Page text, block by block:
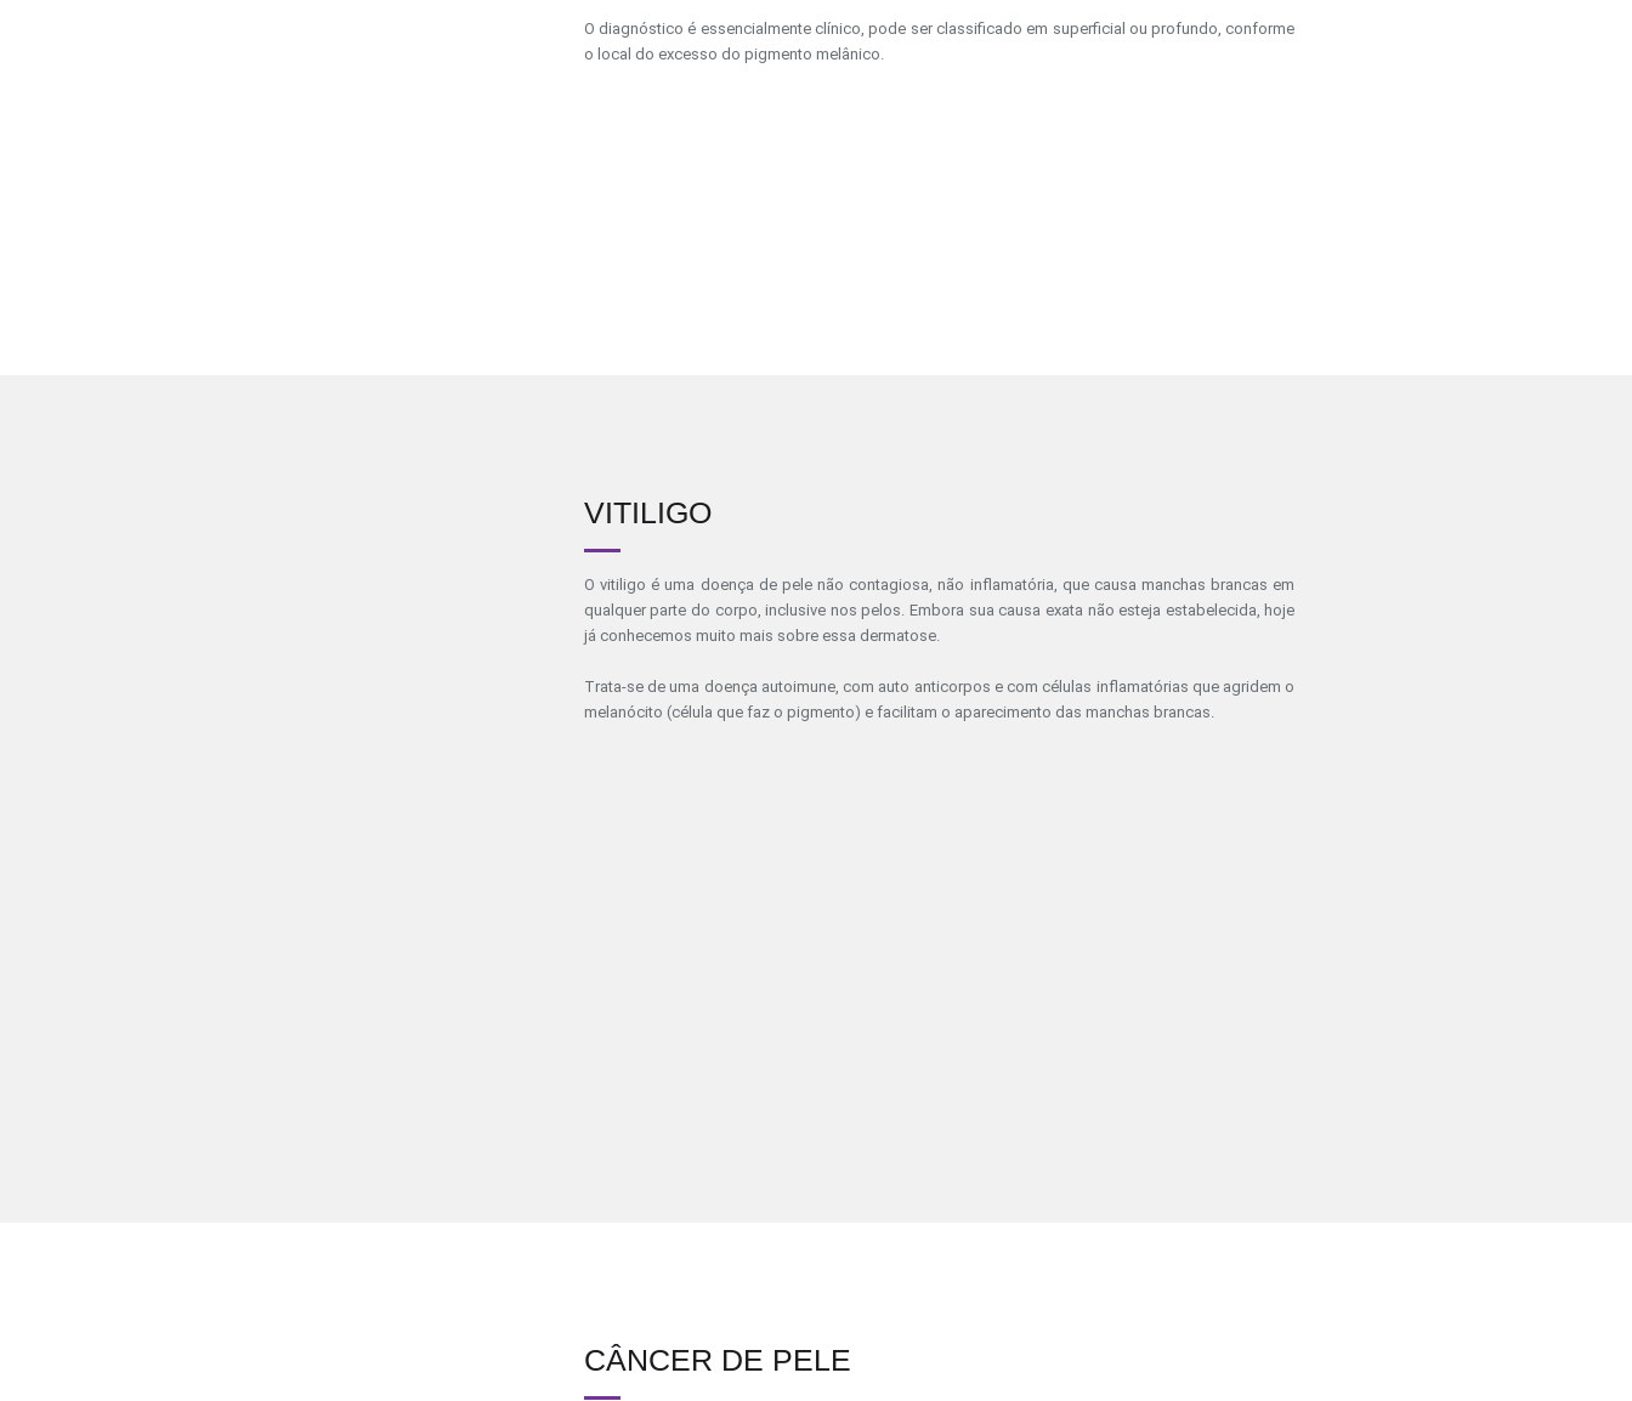
O diagnóstico é essencialmente clínico, pode ser classificado em superficial ou profundo, conforme
o local do excesso do pigmento melânico.
VITILIGO
O vitiligo é uma doença de pele não contagiosa, não inflamatória, que causa manchas brancas em
qualquer parte do corpo, inclusive nos pelos. Embora sua causa exata não esteja estabelecida, hoje
já conhecemos muito mais sobre essa dermatose.
Trata-se de uma doença autoimune, com auto anticorpos e com células inflamatórias que agridem o
melanócito (célula que faz o pigmento) e facilitam o aparecimento das manchas brancas.
CÂNCER DE PELE